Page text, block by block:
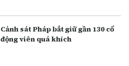
Cảnh sát Pháp bắt giữ gần 130 cổ
động viên quá khích